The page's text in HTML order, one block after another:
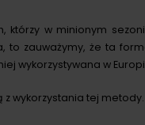
którzy w minionym
zauważymy, że ta
wykorzystywana w
z wykorzystania tej metody.